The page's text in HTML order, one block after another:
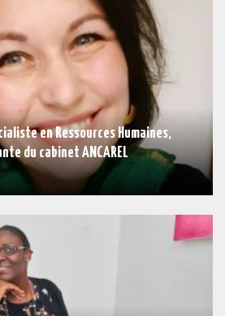
en Ressources Humaines,
du cabinet ANCAREL